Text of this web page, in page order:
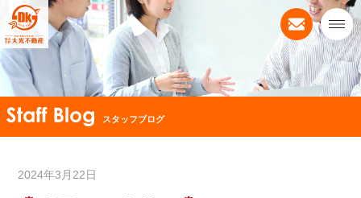
スタッフブログ
2024年3月22日